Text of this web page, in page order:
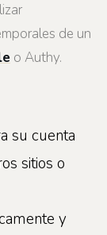
de un
o Authy.
su cuenta
sitios o
y